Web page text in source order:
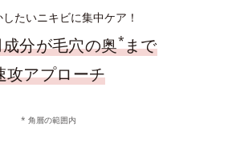
たいニキビに集中ケア！
分が毛穴の奥*まで
攻アプローチ
* 角層の範囲内